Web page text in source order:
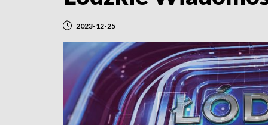
2023-12-25